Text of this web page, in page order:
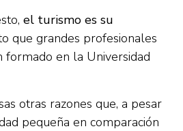
el turismo es su
que grandes profesionales
formado en la Universidad
otras razones que, a pesar
pequeña en comparación